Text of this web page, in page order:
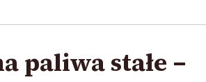
paliwa stałe –